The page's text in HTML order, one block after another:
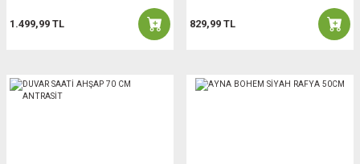
1.499,99 TL 829,99 TL